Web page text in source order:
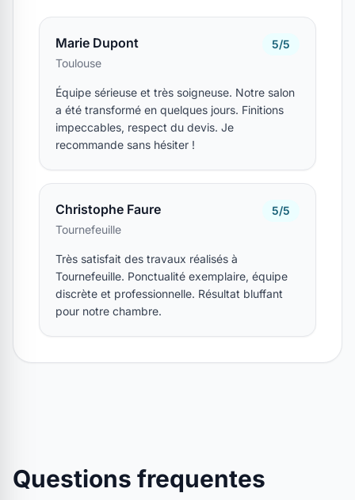
Marie Dupont
Toulouse
5/5
Équipe sérieuse et très soigneuse. Notre salon
a été transformé en quelques jours. Finitions
impeccables, respect du devis. Je
recommande sans hésiter !
Christophe Faure
Tournefeuille
5/5
Très satisfait des travaux réalisés à
Tournefeuille. Ponctualité exemplaire, équipe
discrète et professionnelle. Résultat bluffant
pour notre chambre.
Questions frequentes